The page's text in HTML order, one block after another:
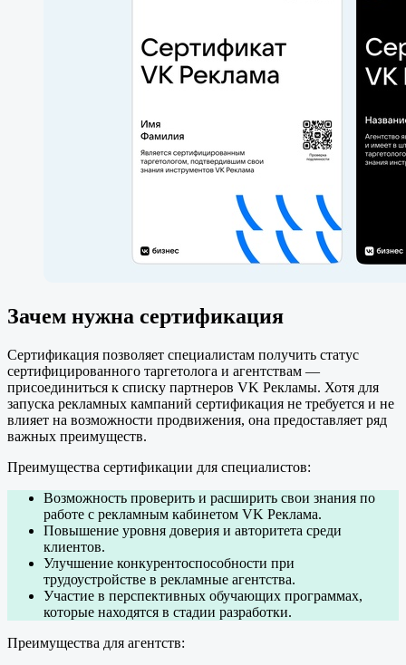
Зачем нужна сертификация
Сертификация позволяет специалистам получить статус
сертифицированного таргетолога и агентствам —
присоединиться к списку партнеров VK Рекламы. Хотя для
запуска рекламных кампаний сертификация не требуется и не
влияет на возможности продвижения, она предоставляет ряд
важных преимуществ.
Преимущества сертификации для специалистов:
Возможность проверить и расширить свои знания по
работе с рекламным кабинетом VK Реклама.
Повышение уровня доверия и авторитета среди
клиентов.
Улучшение конкурентоспособности при
трудоустройстве в рекламные агентства.
Участие в перспективных обучающих программах,
которые находятся в стадии разработки.
Преимущества для агентств: